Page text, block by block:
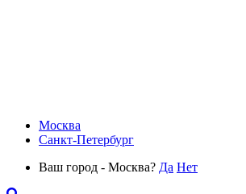
Москва
Санкт-Петербург
Ваш город - Москва? Да Нет